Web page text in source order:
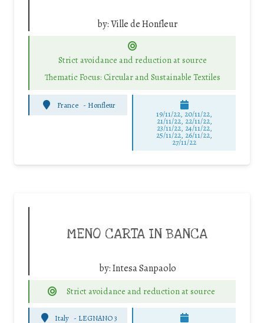
by:Ville de Honfleur
Strict avoidance and reduction at source
Thematic Focus: Circular and Sustainable Textiles
France - Honfleur
19/11/22, 20/11/22,
21/11/22, 22/11/22,
23/11/22, 24/11/22,
25/11/22, 26/11/22,
27/11/22
MENO CARTA IN BANCA
by:Intesa Sanpaolo
Strict avoidance and reduction at source
Italy - LEGNANO 3